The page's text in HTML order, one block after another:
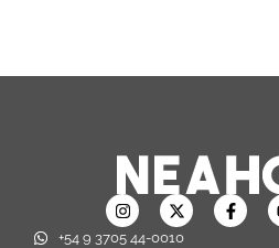
+54 9 3705 44-0010